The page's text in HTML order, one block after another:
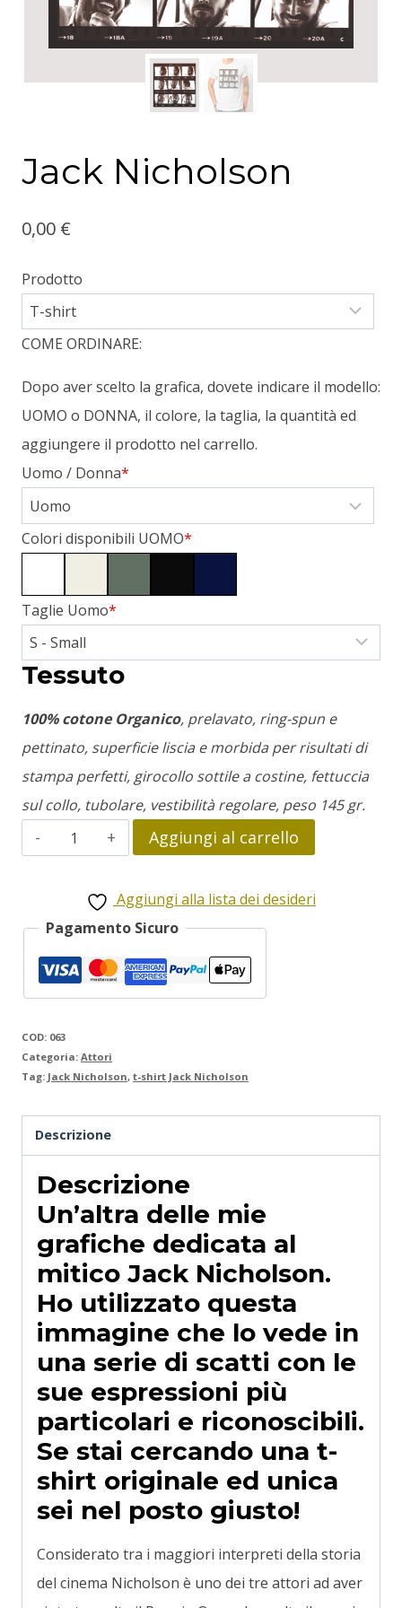
Jack Nicholson
0,00 €
Prodotto
COME ORDINARE:
Dopo aver scelto la grafica, dovete indicare il modello:
UOMO o DONNA, il colore, la taglia, la quantità ed
aggiungere il prodotto nel carrello.
*
Uomo / Donna
*
Colori disponibili UOMO
*
Taglie Uomo
Tessuto
100% cotone Organico, prelavato, ring-spun e
pettinato, superficie liscia e morbida per risultati di
stampa perfetti, girocollo sottile a costine, fettuccia
sul collo, tubolare, vestibilità regolare, peso 145 gr.
Jack
Nicholson
quantità
Aggiungi al carrello
Aggiungi alla lista dei desideri
Pagamento Sicuro
COD: 063
Categoria: Attori
Tag: Jack Nicholson, t-shirt Jack Nicholson
Descrizione
Descrizione
Un’altra delle mie
grafiche dedicata al
mitico Jack Nicholson.
Ho utilizzato questa
immagine che lo vede in
una serie di scatti con le
sue espressioni più
particolari e riconoscibili.
Se stai cercando una t-
shirt originale ed unica
sei nel posto giusto!
Considerato tra i maggiori interpreti della storia
del cinema Nicholson è uno dei tre attori ad aver